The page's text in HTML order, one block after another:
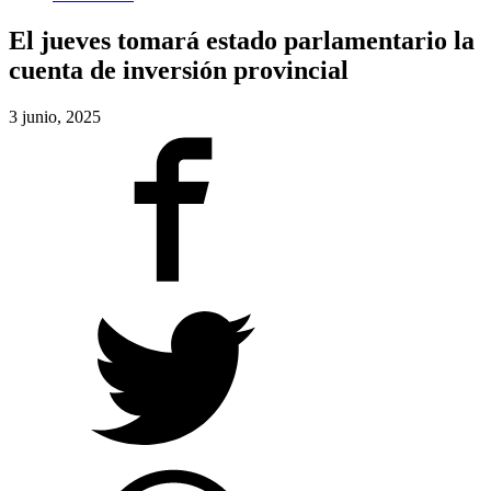
El jueves tomará estado parlamentario la
cuenta de inversión provincial
3 junio, 2025